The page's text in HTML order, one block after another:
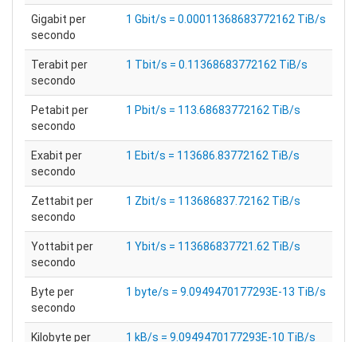
Gigabit per
secondo
1 Gbit/s = 0.00011368683772162 TiB/s
Terabit per
secondo
1 Tbit/s = 0.11368683772162 TiB/s
Petabit per
secondo
1 Pbit/s = 113.68683772162 TiB/s
Exabit per
secondo
1 Ebit/s = 113686.83772162 TiB/s
Zettabit per
secondo
1 Zbit/s = 113686837.72162 TiB/s
Yottabit per
secondo
1 Ybit/s = 113686837721.62 TiB/s
Byte per
secondo
1 byte/s = 9.0949470177293E-13 TiB/s
Kilobyte per
1 kB/s = 9.0949470177293E-10 TiB/s